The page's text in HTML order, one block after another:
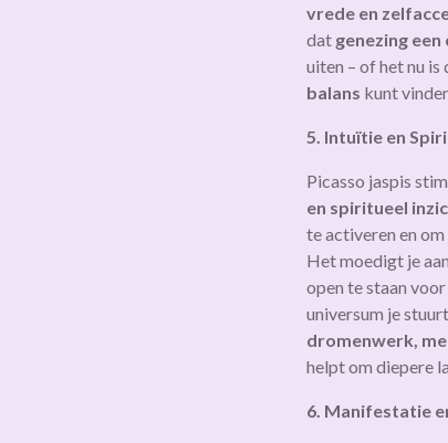
vrede en
dat genezing
uiten – of het nu
balans kunt
5. Intuïtie en
Picasso jaspis
en spiritueel
te activeren en
Het moedigt je
open te staan
universum je
dromenwerk,
helpt om diepere
6. Manifestatie